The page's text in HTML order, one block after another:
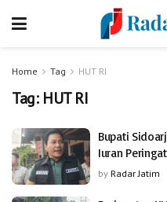
Home Tag HUT RI
Tag: HUT RI
Bupati
Iuran
by Radar Jatim